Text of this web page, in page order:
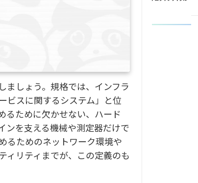
ましょう。規格では、インフラ
ビスに関するシステム」と位
るために欠かせない、ハード
ンを支える機械や測定器だけで
るためのネットワーク環境や
ィリティまでが、この定義のも